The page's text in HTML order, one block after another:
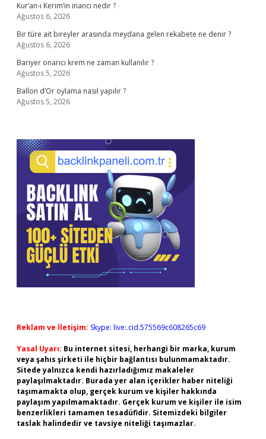
Kur’an-ı Kerim’in inancı nedir ?
Ağustos 6, 2026
Bir türe ait bireyler arasında meydana gelen rekabete ne denir ?
Ağustos 6, 2026
Bariyer onarıcı krem ne zaman kullanılır ?
Ağustos 5, 2026
Ballon d’Or oylama nasıl yapılır ?
Ağustos 5, 2026
Reklam ve İletişim: Skype: live:.cid.575569c608265c69
Yasal Uyarı: Bu internet sitesi, herhangi bir marka, kurum
veya şahıs şirketi ile hiçbir bağlantısı bulunmamaktadır.
Sitede yalnızca kendi hazırladığımız makaleler
paylaşılmaktadır. Burada yer alan içerikler haber niteliği
taşımamakta olup, gerçek kurum ve kişiler hakkında
paylaşım yapılmamaktadır. Gerçek kurum ve kişiler ile isim
benzerlikleri tamamen tesadüfidir. Sitemizdeki bilgiler
taslak halindedir ve tavsiye niteliği taşımazlar.